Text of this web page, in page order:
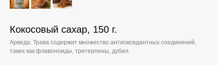
Кокосовый сахар, 150 г.
Арведа. Трава содержит множество антиоксидантных соединений,
таких как флавоноиды, тритерпены, дубил